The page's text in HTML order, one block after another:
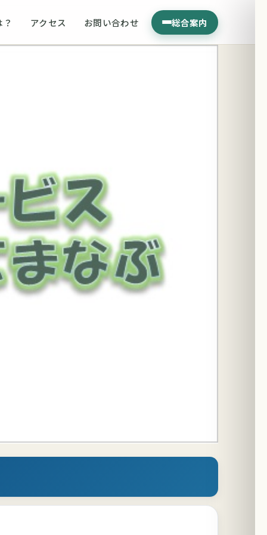
アクセス お問い合わせ 総合案内